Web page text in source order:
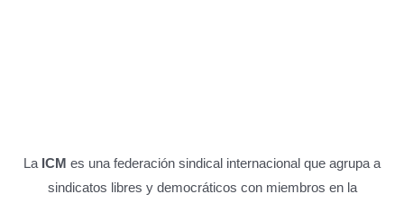
La ICM es una federación sindical internacional que agrupa a
sindicatos libres y democráticos con miembros en la